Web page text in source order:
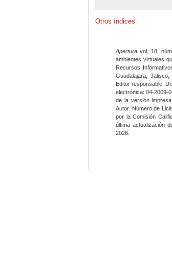
Otros índices
Apertura vol. 18,
ambientes virtuales
Recursos
Guadalajara,
Editor responsable:
electrónica: 04-2009-
de la versión
Autor. Número de
por la Comisión
última actualización
2026.